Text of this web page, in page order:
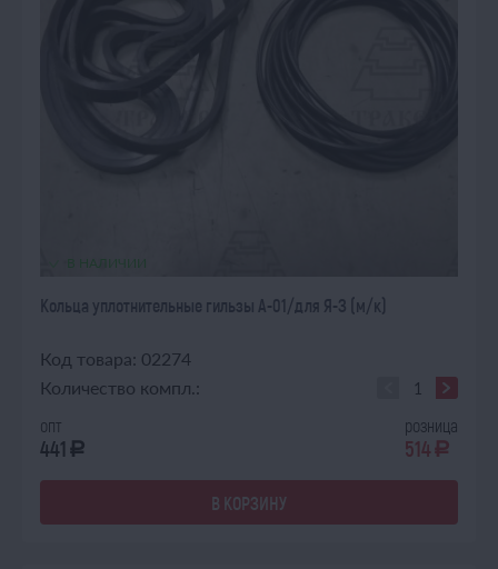
В НАЛИЧИИ
Кольца уплотнительные гильзы А-01/для Я-З (м/к)
Код товара: 02274
Количество компл.:
опт
441 a
розница
514 a
В КОРЗИНУ